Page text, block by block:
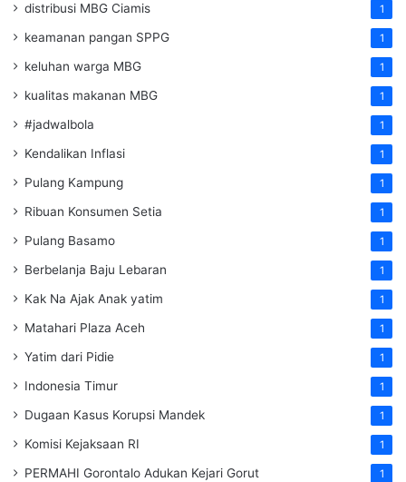
distribusi MBG Ciamis 1
keamanan pangan SPPG 1
keluhan warga MBG 1
kualitas makanan MBG 1
#jadwalbola 1
Kendalikan Inflasi 1
Pulang Kampung 1
Ribuan Konsumen Setia 1
Pulang Basamo 1
Berbelanja Baju Lebaran 1
Kak Na Ajak Anak yatim 1
Matahari Plaza Aceh 1
Yatim dari Pidie 1
Indonesia Timur 1
Dugaan Kasus Korupsi Mandek 1
Komisi Kejaksaan RI 1
PERMAHI Gorontalo Adukan Kejari Gorut 1